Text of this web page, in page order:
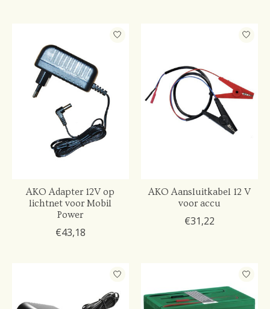
AKO Adapter 12V op
lichtnet voor Mobil
Power
€43,18
AKO Aansluitkabel 12 V
voor accu
€31,22